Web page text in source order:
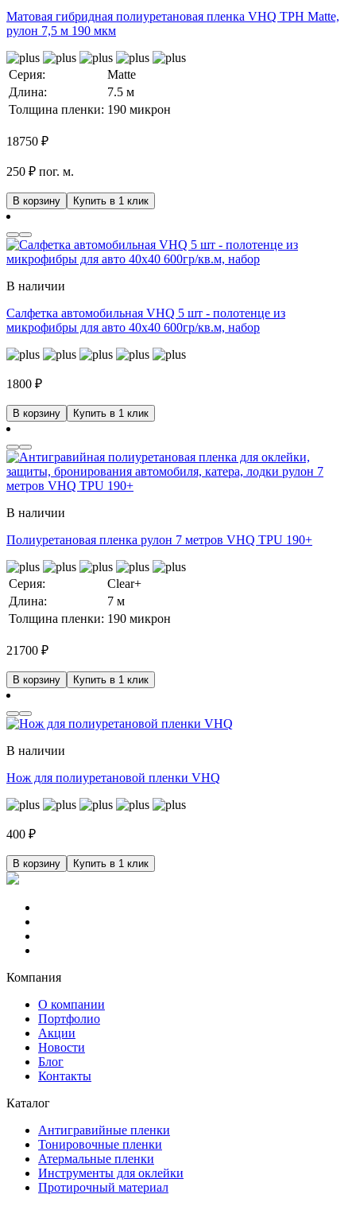
Матовая гибридная полиуретановая пленка VHQ TPH Matte,
рулон 7,5 м 190 мкм
Серия:
Matte
Длина:
7.5 м
Толщина пленки: 190 микрон
18750 ₽
250 ₽ пог. м.
В корзину Купить в 1 клик
В наличии
Салфетка автомобильная VHQ 5 шт - полотенце из
микрофибры для авто 40x40 600гр/кв.м, набор
1800 ₽
В корзину Купить в 1 клик
В наличии
Полиуретановая пленка рулон 7 метров VHQ TPU 190+
Серия:
Clear+
Длина:
7 м
Толщина пленки: 190 микрон
21700 ₽
В корзину Купить в 1 клик
В наличии
Нож для полиуретановой пленки VHQ
400 ₽
В корзину Купить в 1 клик
Компания
О компании
Портфолио
Акции
Новости
Блог
Контакты
Каталог
Антигравийные пленки
Тонировочные пленки
Атермальные пленки
Инструменты для оклейки
Протирочный материал